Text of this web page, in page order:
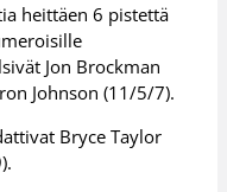
heittäen 6 pistettä
Jon Brockman
Johnson (11/5/7).
Bryce Taylor